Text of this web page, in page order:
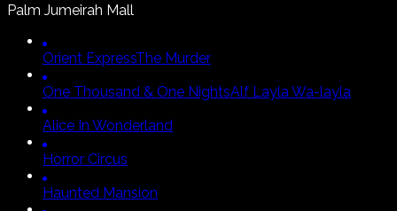
Palm Jumeirah Mall
Orient ExpressThe Murder
One Thousand & One NightsAlf Layla Wa-layla
Alice In Wonderland
Horror Circus
Haunted Mansion